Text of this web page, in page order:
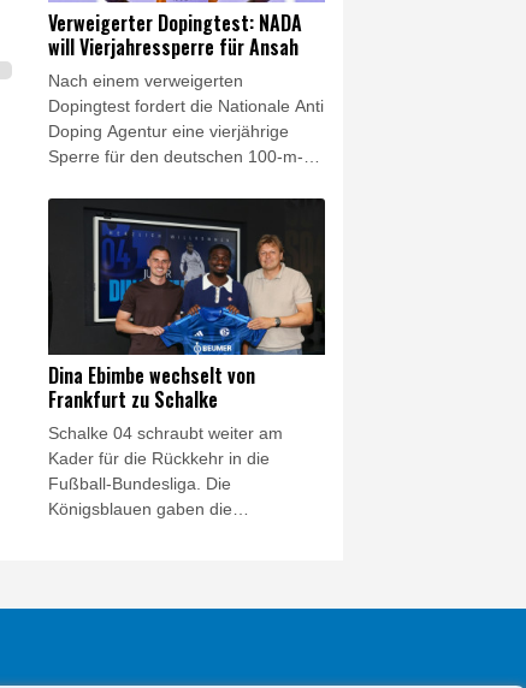
Verweigerter Dopingtest: NADA
will Vierjahressperre für Ansah
Nach einem verweigerten
Dopingtest fordert die Nationale Anti
Doping Agentur eine vierjährige
Sperre für den deutschen 100-m-
Sanktionsvorschlag teilte die NADA
am Freitag mit. Wird er akzeptiert,
reduziert sich die Dauer
automatisch auf drei Jahre.
Dina Ebimbe wechselt von
Frankfurt zu Schalke
Schalke 04 schraubt weiter am
Kader für die Rückkehr in die
Fußball-Bundesliga. Die
Königsblauen gaben die
Ligakonkurrenten Eintracht